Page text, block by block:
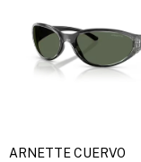
ARNETTE CUERVO